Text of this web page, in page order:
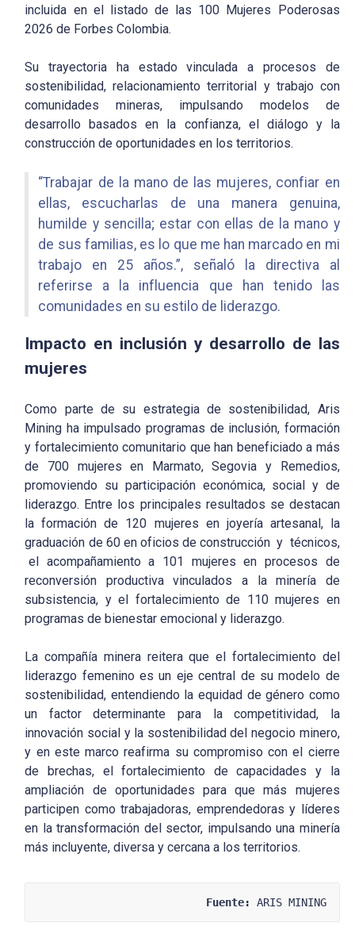
incluida en el listado de las 100 Mujeres Poderosas
2026 de Forbes Colombia.
Su trayectoria ha estado vinculada a procesos de
sostenibilidad, relacionamiento territorial y trabajo con
comunidades mineras, impulsando modelos de
desarrollo basados en la confianza, el diálogo y la
construcción de oportunidades en los territorios.
“Trabajar de la mano de las mujeres, confiar en
ellas, escucharlas de una manera genuina,
humilde y sencilla; estar con ellas de la mano y
de sus familias, es lo que me han marcado en mi
trabajo en 25 años.”, señaló la directiva al
referirse a la influencia que han tenido las
comunidades en su estilo de liderazgo.
Impacto en inclusión y desarrollo de las
mujeres
Como parte de su estrategia de sostenibilidad, Aris
Mining ha impulsado programas de inclusión, formación
y fortalecimiento comunitario que han beneficiado a más
de 700 mujeres en Marmato, Segovia y Remedios,
promoviendo su participación económica, social y de
liderazgo. Entre los principales resultados se destacan
la formación de 120 mujeres en joyería artesanal, la
graduación de 60 en oficios de construcción y técnicos,
el acompañamiento a 101 mujeres en procesos de
reconversión productiva vinculados a la minería de
subsistencia, y el fortalecimiento de 110 mujeres en
programas de bienestar emocional y liderazgo.
La compañía minera reitera que el fortalecimiento del
liderazgo femenino es un eje central de su modelo de
sostenibilidad, entendiendo la equidad de género como
un factor determinante para la competitividad, la
innovación social y la sostenibilidad del negocio minero,
y en este marco reafirma su compromiso con el cierre
de brechas, el fortalecimiento de capacidades y la
ampliación de oportunidades para que más mujeres
participen como trabajadoras, emprendedoras y líderes
en la transformación del sector, impulsando una minería
más incluyente, diversa y cercana a los territorios.
Fuente: ARIS MINING